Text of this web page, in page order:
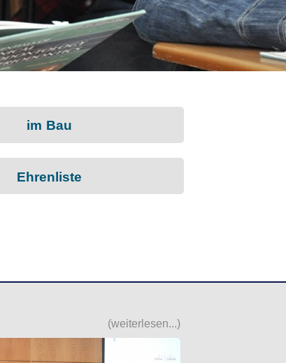
im Bau
Ehrenliste
(weiterlesen...)